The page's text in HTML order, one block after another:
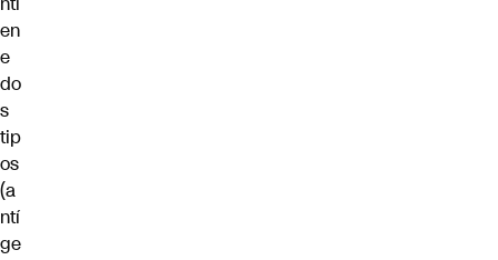
en
e
do
s
tip
os
(a
ntí
ge